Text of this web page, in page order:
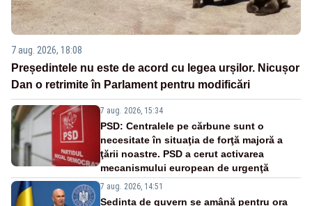
7 aug. 2026, 18:08
Președintele nu este de acord cu legea urșilor. Nicușor
Dan o retrimite în Parlament pentru modificări
7 aug. 2026, 15:34
PSD: Centralele pe cărbune sunt o
necesitate în situaţia de forţă majoră a
ţării noastre. PSD a cerut activarea
mecanismului european de urgenţă
7 aug. 2026, 14:51
Ședința de guvern se amână pentru ora